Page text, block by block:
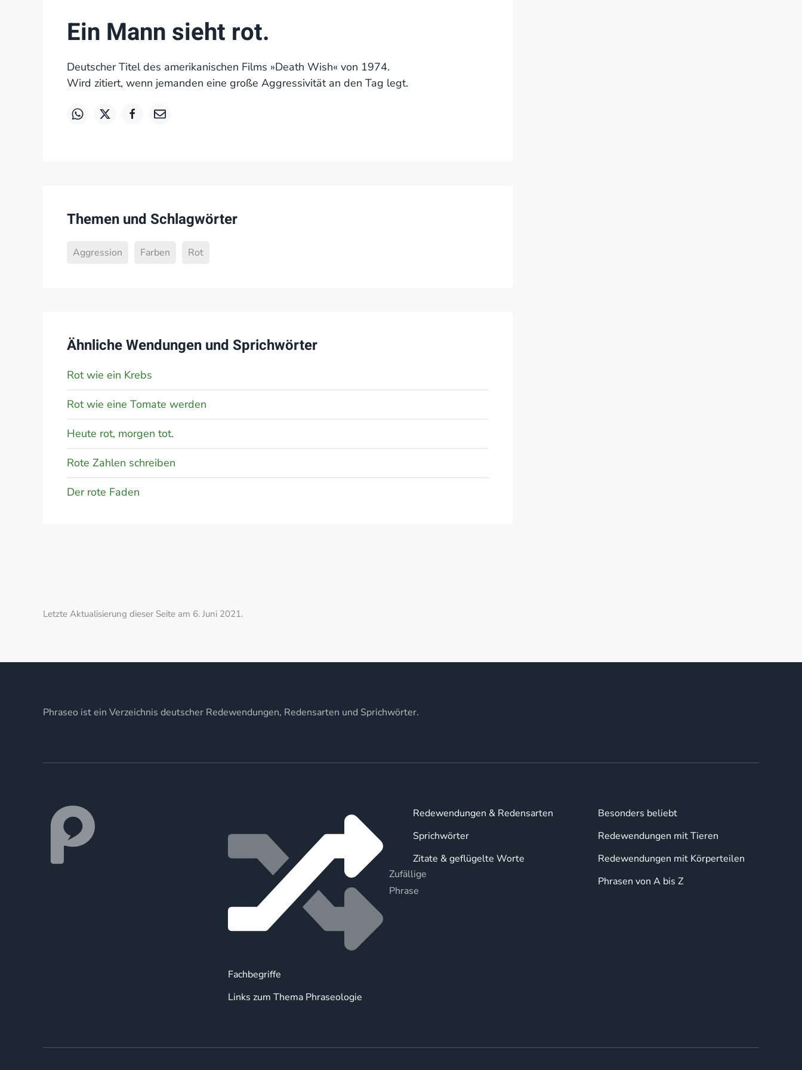
Ein Mann sieht rot.
Deutscher Titel des amerikanischen Films »Death Wish« von 1974.
Wird zitiert, wenn jemanden eine große Aggressivität an den Tag legt.
Themen und Schlagwörter
Aggression Farben Rot
Ähnliche Wendungen und Sprichwörter
Rot wie ein Krebs
Rot wie eine Tomate werden
Heute rot, morgen tot.
Rote Zahlen schreiben
Der rote Faden
Letzte Aktualisierung dieser Seite am 6. Juni 2021.
Phraseo ist ein Verzeichnis deutscher Redewendungen, Redensarten und Sprichwörter.
Zufällige
Phrase
Fachbegriffe
Links zum Thema Phraseologie
Redewendungen & Redensarten
Sprichwörter
Zitate & geflügelte Worte
Besonders beliebt
Redewendungen mit Tieren
Redewendungen mit Körperteilen
Phrasen von A bis Z